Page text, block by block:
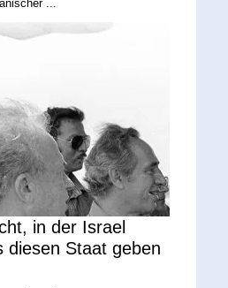
...
in der Israel
diesen Staat geben